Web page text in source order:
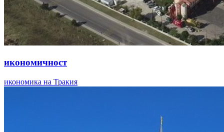
икономичност
икономика на Тракия